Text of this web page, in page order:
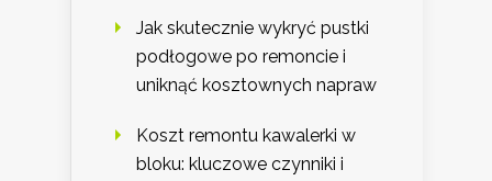
Jak skutecznie wykryć pustki
podłogowe po remoncie i
uniknąć kosztownych napraw
Koszt remontu kawalerki w
bloku: kluczowe czynniki i